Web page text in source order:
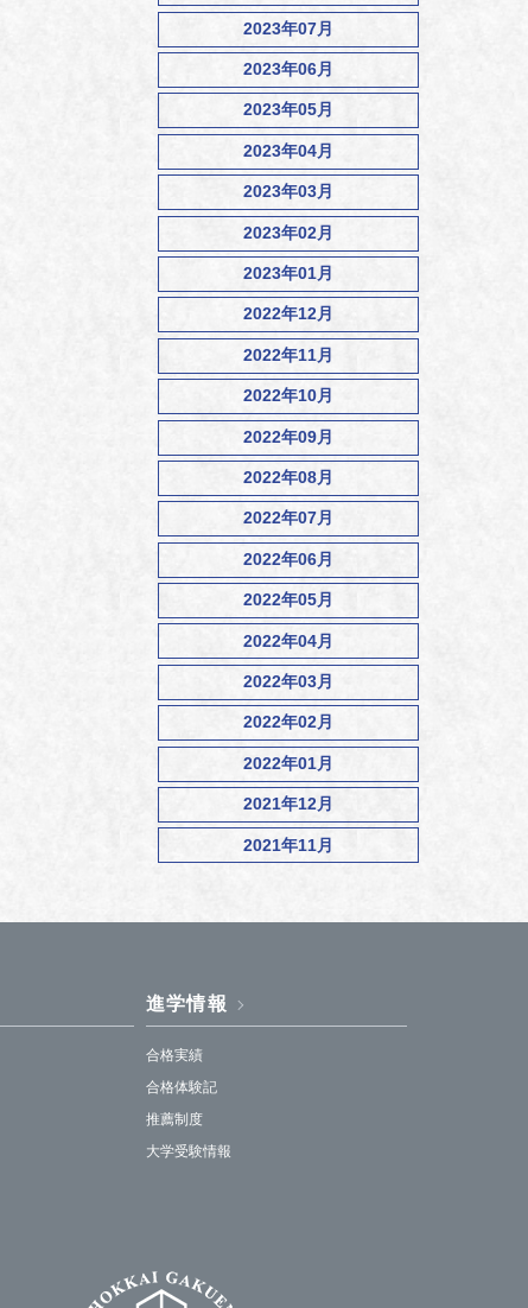
2023年07月
2023年06月
2023年05月
2023年04月
2023年03月
2023年02月
2023年01月
2022年12月
2022年11月
2022年10月
2022年09月
2022年08月
2022年07月
2022年06月
2022年05月
2022年04月
2022年03月
2022年02月
2022年01月
2021年12月
2021年11月
進学情報
合格実績
合格体験記
推薦制度
大学受験情報